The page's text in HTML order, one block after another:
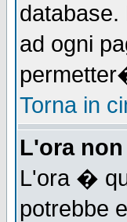
ad ogni
Torna in
L'ora
L'ora �
potrebbe